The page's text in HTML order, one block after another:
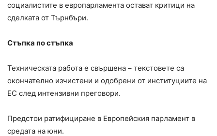
социалистите в европарламента остават критици на
сделката от Търнбъри.
Стъпка по стъпка
Техническата работа е свършена – текстовете са
окончателно изчистени и одобрени от институциите на
ЕС след интензивни преговори.
Предстои ратифициране в Европейския парламент в
средата на юни.